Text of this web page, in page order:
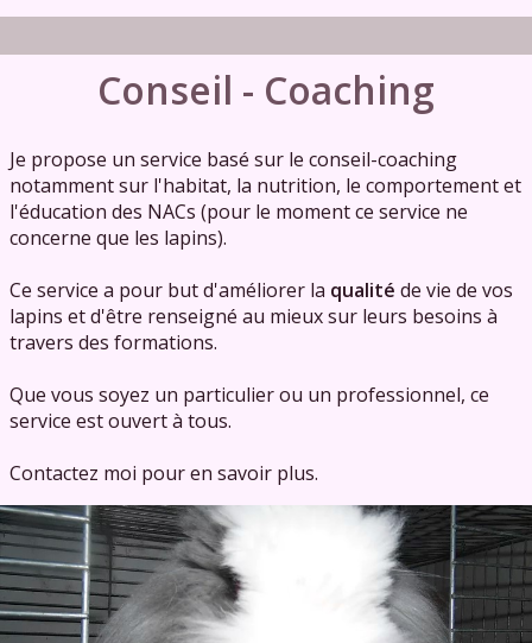
Conseil - Coaching
Je propose un service basé sur le conseil-coaching
notamment sur l'habitat, la nutrition, le comportement et
l'éducation des NACs (pour le moment ce service ne
concerne que les lapins).
Ce service a pour but d'améliorer la qualité de vie de vos
lapins et d'être renseigné au mieux sur leurs besoins à
travers des formations.
Que vous soyez un particulier ou un professionnel, ce
service est ouvert à tous.
Contactez moi pour en savoir plus.